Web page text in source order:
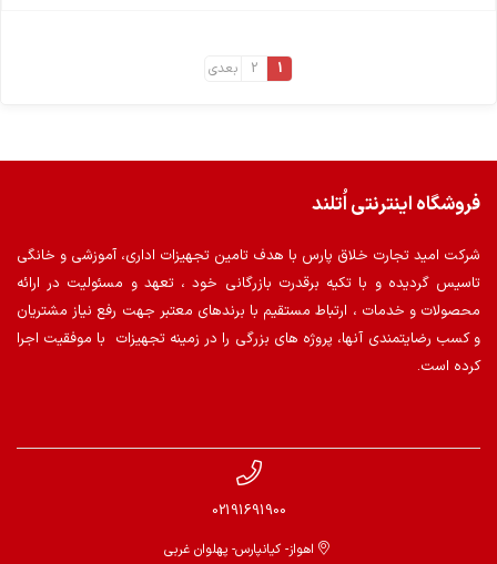
1
2 بعدی
فروشگاه اینترنتی اُتلند
شرکت امید تجارت خلاق پارس با هدف تامین تجهیزات اداری، آموزشی و خانگی
تاسیس گردیده و با تکیه برقدرت بازرگانی خود ، تعهد و مسئولیت در ارائه
محصولات و خدمات ، ارتباط مستقیم با برندهای معتبر جهت رفع نیاز مشتریان
و کسب رضایتمندی آنها، پروژه های بزرگی را در زمینه تجهیزات با موفقیت اجرا
کرده است.
02191691900
اهواز- کیانپارس- پهلوان غربی